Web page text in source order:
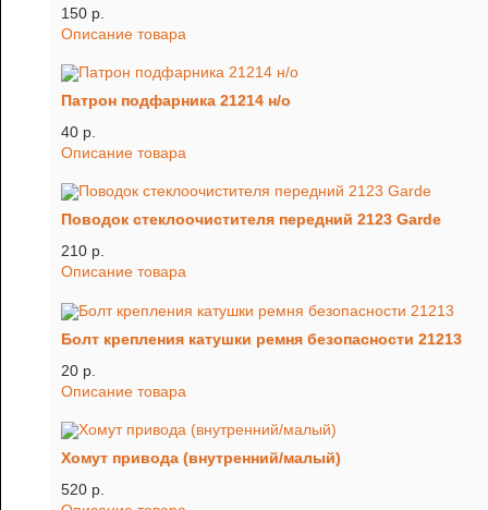
150 p.
Описание товара
Патрон подфарника 21214 н/о
40 p.
Описание товара
Поводок стеклоочистителя передний 2123 Gardе
210 p.
Описание товара
Болт крепления катушки ремня безопасности 21213
20 p.
Описание товара
Хомут привода (внутренний/малый)
520 p.